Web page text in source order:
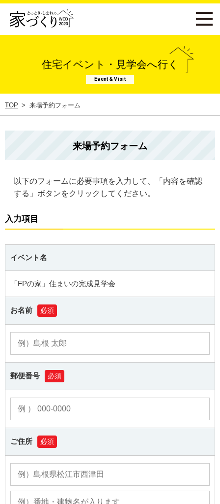
住宅イベント・見学会へ行く
Event & Visit
TOP 来場予約フォーム
来場予約フォーム
以下のフォームに必要事項を入力して、「内容を確認
する」ボタンをクリックしてください。
入力項目
イベント名
「FPの家」住まいの完成見学会
お名前 必須
郵便番号 必須
ご住所 必須